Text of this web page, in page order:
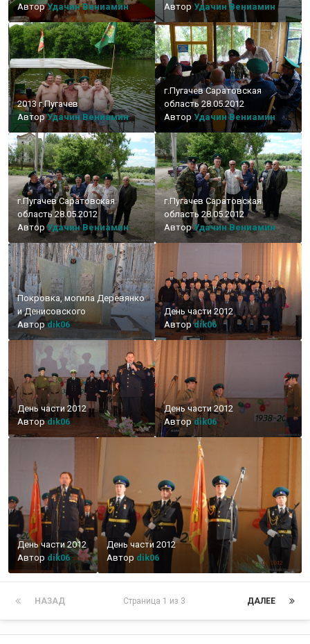
АвторУдачин Вениамин
АвторУдачин Вениамин
2013 г.Пугачев
АвторУдачин Вениамин
г.Пугачев Саратовская
область 28.05.2012
Автор Удачин Вениамин
г.Пугачев Саратовская
область 28.05.2012
АвторУдачин Вениамин
г.Пугачев Саратовская
область 28.05.2012
АвторУдачин Вениамин
Покровка, могила Деревянко
и Денисовского
Автор dik06
День части 2012
Авторdik06
День части 2012
Авторdik06
День части 2012
Автор dik06
День части 2012
Автор dik06
День части 2012
Автор dik06
НАЗАД ДАЛЕЕ
Страница 1 из 3